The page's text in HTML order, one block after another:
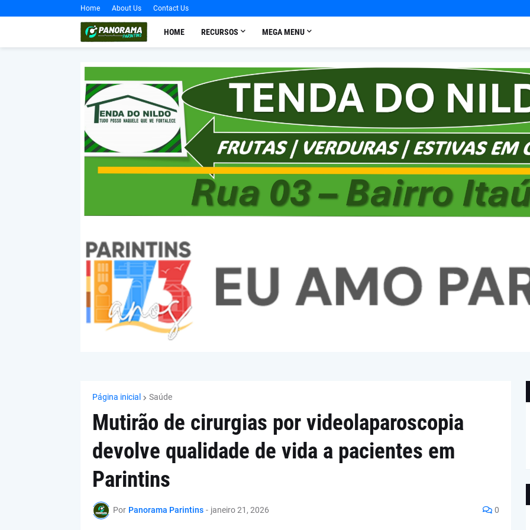
Home About Us Contact Us
HOME RECURSOS MEGA MENU
Página inicial Saúde
Mutirão de cirurgias por videolaparoscopia
devolve qualidade de vida a pacientes em
Parintins
Por Panorama Parintins - janeiro 21, 2026 0